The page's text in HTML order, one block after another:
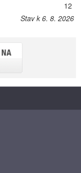
12
Stav k 6. 8. 2026